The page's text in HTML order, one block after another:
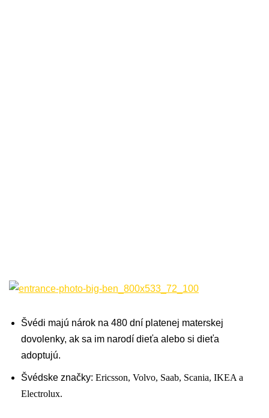
Švédi majú nárok na 480 dní platenej materskej
dovolenky, ak sa im narodí dieťa alebo si dieťa
adoptujú.
Švédske značky: Ericsson, Volvo, Saab, Scania, IKEA a
Electrolux.